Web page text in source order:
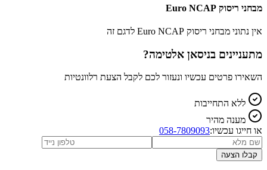
מבחני ריסוק Euro NCAP
אין נתוני מבחני ריסוק Euro NCAP לדגם זה
מתעניינים בניסאן אלטימה?
השאירו פרטים עכשיו ונעזור לכם לקבל הצעת רלוונטיות
ללא התחייבות
מענה מהיר
או חייגו עכשיו:058-7809093
קבלו הצעה